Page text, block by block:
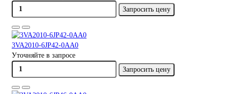
Запросить цену
3VA2010-6JP42-0AA0
Уточняйте в запросе
Запросить цену